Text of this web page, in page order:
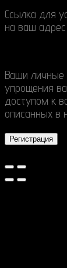
Ссылка для
​​на ваш адрес
Ваши личные
упрощения
доступом к
описанных в
Регистрация